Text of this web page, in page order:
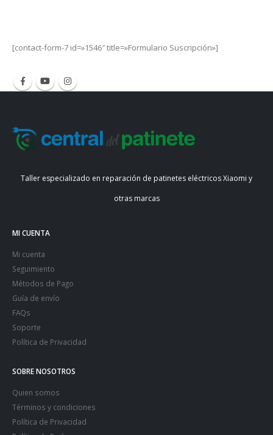
[contact-form-7 id=»1546″ title=»Formulario Suscripción»]
Taller especializado en reparación de patinetes eléctricos Xiaomi y
otras marcas
MI CUENTA
Mi cuenta
Seguimiento
Métodos de Pago
Guía de envío
FAQs
Soporte
Política de Privacidad
SOBRE NOSOTROS
Quien somos
Términos y condiciones
Política de Privacidad